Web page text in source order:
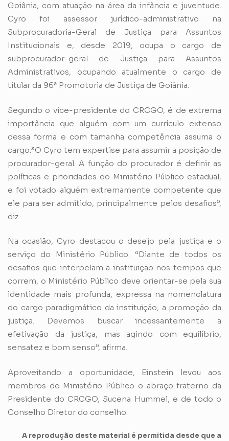
Goiânia, com atuação na área da infância e juventude.
Cyro foi assessor jurídico-administrativo na
Subprocuradoria-Geral de Justiça para Assuntos
Institucionais e, desde 2019, ocupa o cargo de
subprocurador-geral de Justiça para Assuntos
Administrativos, ocupando atualmente o cargo de
titular da 96ª Promotoria de Justiça de Goiânia.
Segundo o vice-presidente do CRCGO, é de extrema
importância que alguém com um currículo extenso
dessa forma e com tamanha competência assuma o
cargo.”O Cyro tem expertise para assumir a posição de
procurador-geral. A função do procurador é definir as
políticas e prioridades do Ministério Público estadual,
e foi votado alguém extremamente competente que
ele para ser admitido, principalmente pelos desafios”,
diz.
Na ocasião, Cyro destacou o desejo pela justiça e o
serviço do Ministério Público. “Diante de todos os
desafios que interpelam a instituição nos tempos que
correm, o Ministério Público deve orientar-se pela sua
identidade mais profunda, expressa na nomenclatura
do cargo paradigmático da instituição, a promoção da
justiça. Devemos buscar incessantemente a
efetivação da justiça, mas agindo com equilíbrio,
sensatez e bom senso”, afirma.
Aproveitando a oportunidade, Einstein levou aos
membros do Ministério Público o abraço fraterno da
Presidente do CRCGO, Sucena Hummel, e de todo o
Conselho Diretor do conselho.
A reprodução deste material é permitida desde que a